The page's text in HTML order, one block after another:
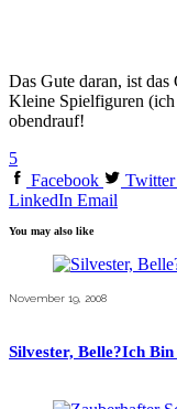
Das Gute daran, ist das
Kleine Spielfiguren (ich
obendrauf!
5
Facebook
Twitter
LinkedIn Email
You may also like
November 19, 2008
Silvester, Belle?Ich